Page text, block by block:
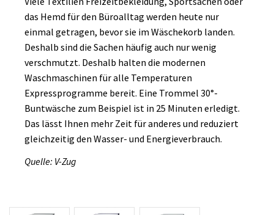
das Hemd für den Büroalltag werden heute nur
einmal getragen, bevor sie im Wäschekorb landen.
Deshalb sind die Sachen häufig auch nur wenig
verschmutzt. Deshalb halten die modernen
Waschmaschinen für alle Temperaturen
Expressprogramme bereit. Eine Trommel 30°-
Buntwäsche zum Beispiel ist in 25 Minuten erledigt.
Das lässt Ihnen mehr Zeit für anderes und reduziert
gleichzeitig den Wasser- und Energieverbrauch.
Quelle: V-Zug